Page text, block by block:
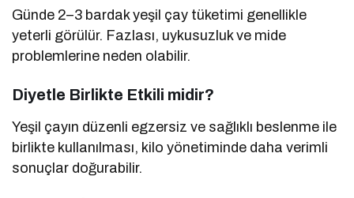
Günde 2–3 bardak yeşil çay tüketimi genellikle
yeterli görülür. Fazlası, uykusuzluk ve mide
problemlerine neden olabilir.
Diyetle Birlikte Etkili midir?
Yeşil çayın düzenli egzersiz ve sağlıklı beslenme ile
birlikte kullanılması, kilo yönetiminde daha verimli
sonuçlar doğurabilir.